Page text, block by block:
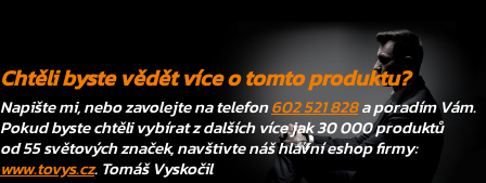
Chtěli byste vědět více o tomto produktu?
Napište mi, nebo zavolejte na telefon602 521 828a poradím Vám.
Pokud byste chtěli vybírat z dalších více jak 30 000 produktů
od 55 světových značek, navštivte náš hlavní eshop firmy:
www.tovys.cz. Tomáš Vyskočil